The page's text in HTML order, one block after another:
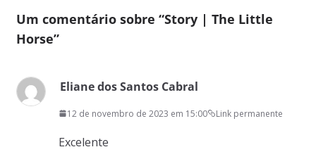
Um comentário sobre “Story | The Little
Horse”
Eliane dos Santos Cabral
12 de novembro de 2023 em 15:00 Link permanente
Excelente